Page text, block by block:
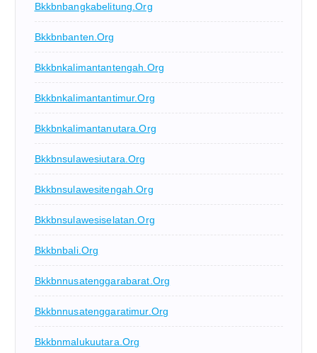
Bkkbnbangkabelitung.org
Bkkbnbanten.org
Bkkbnkalimantantengah.org
Bkkbnkalimantantimur.org
Bkkbnkalimantanutara.org
Bkkbnsulawesiutara.org
Bkkbnsulawesitengah.org
Bkkbnsulawesiselatan.org
Bkkbnbali.org
Bkkbnnusatenggarabarat.org
Bkkbnnusatenggaratimur.org
Bkkbnmalukuutara.org